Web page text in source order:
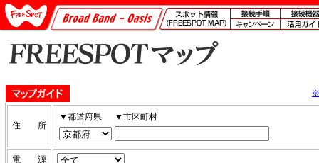
※
住 所
▼都道府県 ▼市区町村
電 源